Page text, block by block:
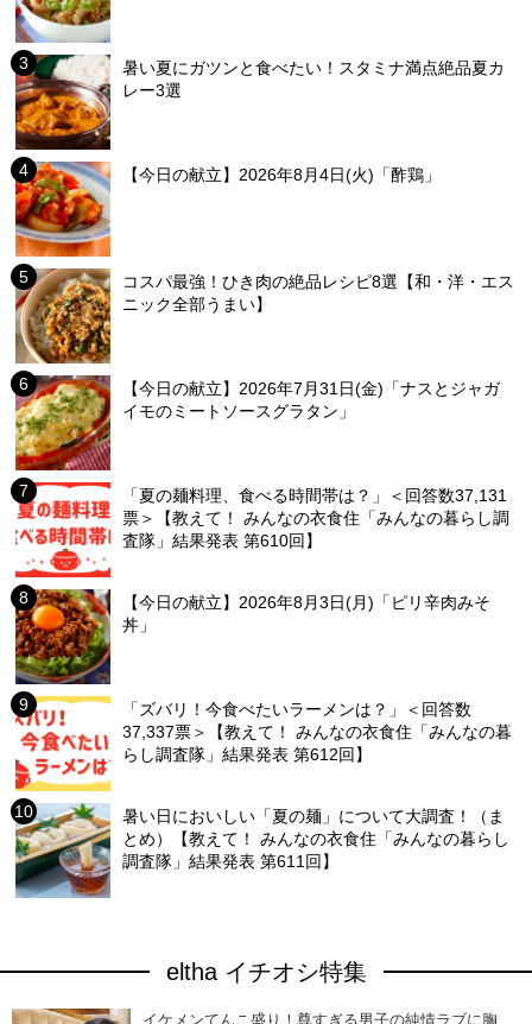
暑い夏にガツンと食べたい！スタミナ満点絶品夏カ
レー3選
【今日の献立】2026年8月4日(火)「酢鶏」
コスパ最強！ひき肉の絶品レシピ8選【和・洋・エス
ニック全部うまい】
【今日の献立】2026年7月31日(金)「ナスとジャガ
イモのミートソースグラタン」
「夏の麺料理、食べる時間帯は？」＜回答数37,131
票＞【教えて！ みんなの衣食住「みんなの暮らし調
査隊」結果発表 第610回】
【今日の献立】2026年8月3日(月)「ピリ辛肉みそ
丼」
「ズバリ！今食べたいラーメンは？」＜回答数
37,337票＞【教えて！ みんなの衣食住「みんなの暮
らし調査隊」結果発表 第612回】
暑い日においしい「夏の麺」について大調査！（ま
とめ）【教えて！ みんなの衣食住「みんなの暮らし
調査隊」結果発表 第611回】
eltha イチオシ特集
イケメンてんこ盛り！尊すぎる男子の純情ラブに胸